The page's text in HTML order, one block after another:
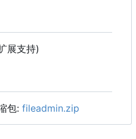
展支持)
包: fileadmin.zip